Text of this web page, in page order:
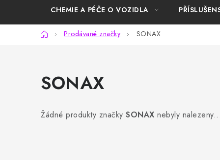
CHEMIE A PÉČE O VOZIDLA
DomůProdávané značky SONAX
SONAX
Žádné produkty značky SONAX nebyly nalezeny...